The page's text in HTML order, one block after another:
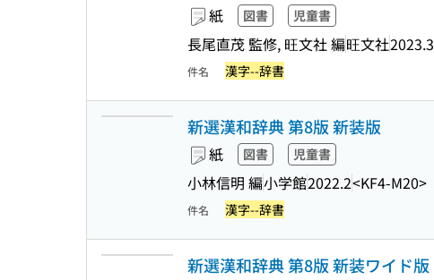
紙 図書 児童書
長尾直茂 監修, 旺文社 編旺文社2023.3
件名 漢字--辞書
新選漢和辞典 第8版 新装版
紙 図書 児童書
小林信明 編小学館2022.2<KF4-M20>
件名 漢字--辞書
新選漢和辞典 第8版 新装ワイド版